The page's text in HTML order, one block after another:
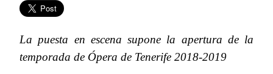
La puesta en escena supone la apertura de la
temporada de Ópera de Tenerife 2018-2019